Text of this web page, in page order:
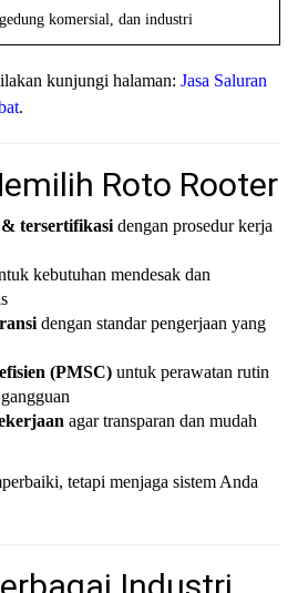
komersial, dan industri
kunjungi halaman: Jasa Saluran
.
Roto Rooter
tersertifikasi dengan prosedur kerja
kebutuhan mendesak dan
dengan standar pengerjaan yang
(PMSC) untuk perawatan rutin
agar transparan dan mudah
tetapi menjaga sistem Anda